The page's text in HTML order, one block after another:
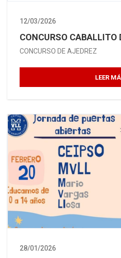
12/03/2026
CONCURSO CABALLITO
CONCURSO DE AJEDREZ
LEER
28/01/2026